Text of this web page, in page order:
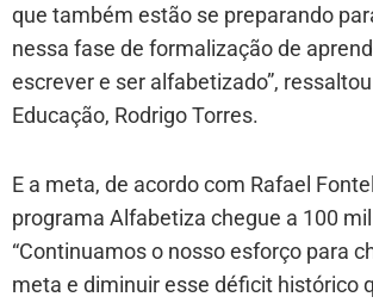
que também estão se preparando
nessa fase de formalização de
escrever e ser alfabetizado”,
Educação, Rodrigo Torres.
E a meta, de acordo com Rafael
programa Alfabetiza chegue a 100
“Continuamos o nosso esforço para
meta e diminuir esse déficit histórico